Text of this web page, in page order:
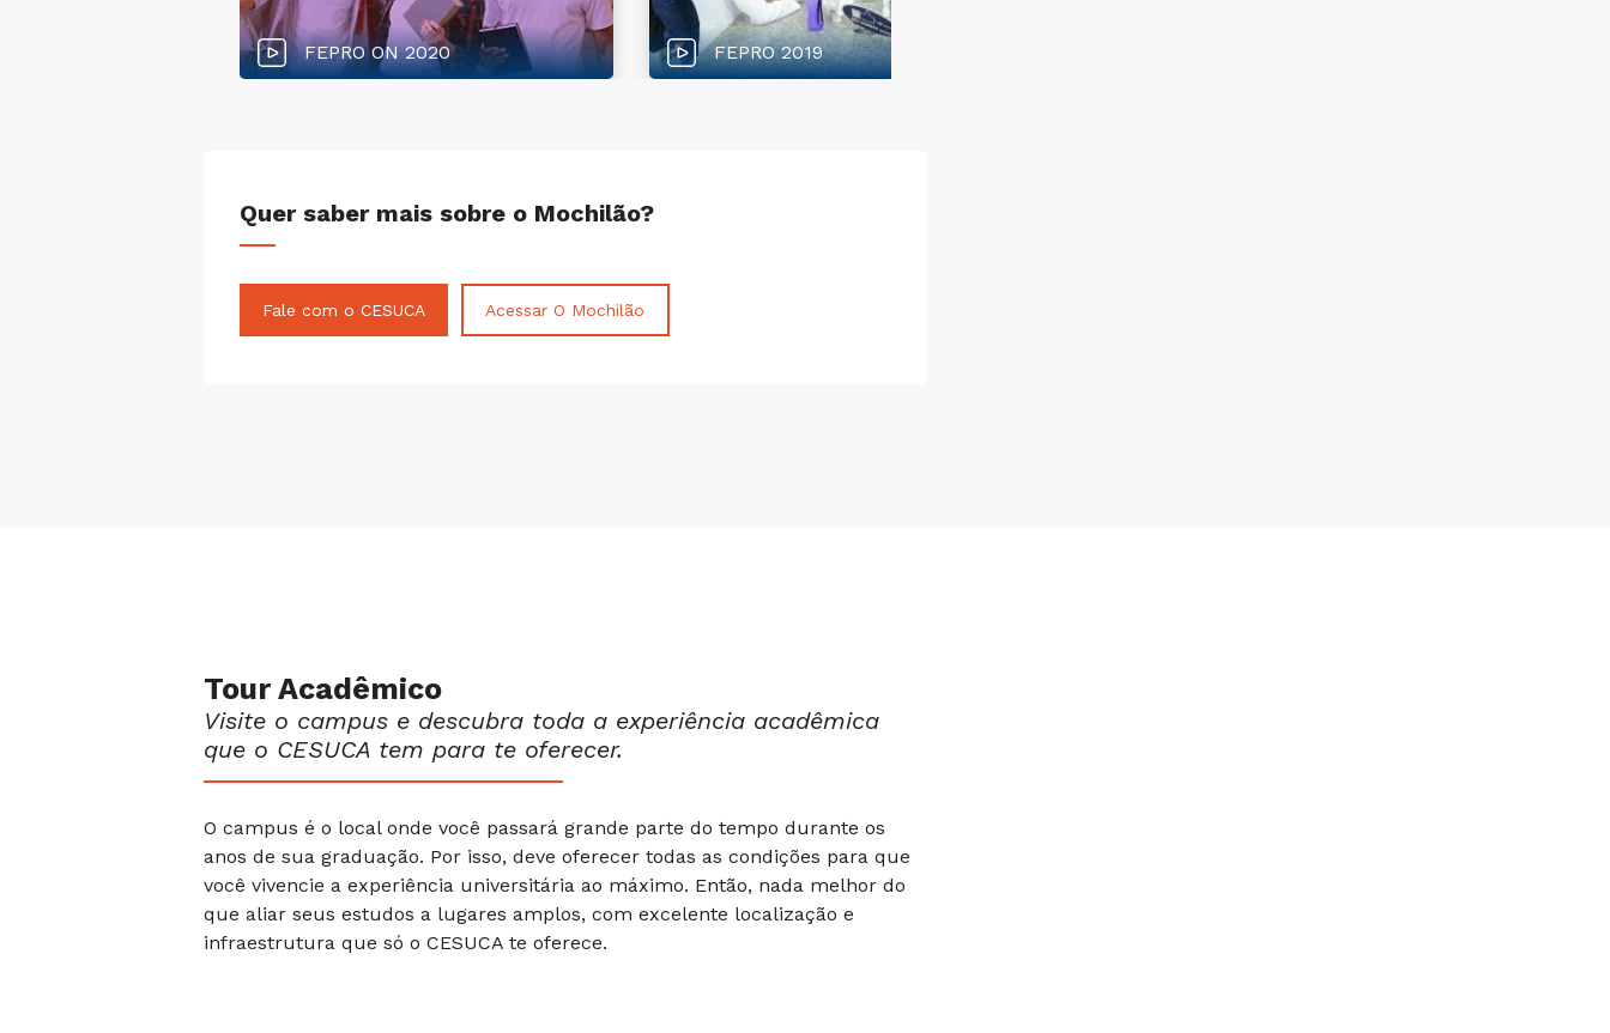
FEPRO ON 2020 FEPRO 2019
Quer saber mais sobre o Mochilão?
Fale com o CESUCA Acessar O Mochilão
Tour Acadêmico
Visite o campus e descubra toda a experiência acadêmica
que o CESUCA tem para te oferecer.
O campus é o local onde você passará grande parte do tempo durante os
anos de sua graduação. Por isso, deve oferecer todas as condições para que
você vivencie a experiência universitária ao máximo. Então, nada melhor do
que aliar seus estudos a lugares amplos, com excelente localização e
infraestrutura que só o CESUCA te oferece.